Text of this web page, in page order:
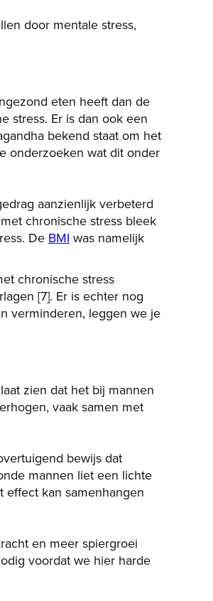
door mentale stress,
eten heeft dan de
stress. Er is dan ook een
bekend staat om het
onderzoeken wat dit onder
aanzienlijk verbeterd
chronische stress bleek
De BMI was namelijk
chronische stress
[7]. Er is echter nog
verminderen, leggen we je
zien dat het bij mannen
vaak samen met
bewijs dat
mannen liet een lichte
kan samenhangen
en meer spiergroei
voordat we hier harde